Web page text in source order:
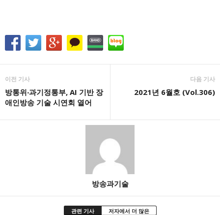
이전 기사
방통위‧과기정통부, AI 기반 장
애인방송 기술 시연회 열어
다음 기사
2021년 6월호 (Vol.306)
방송과기술
관련 기사 저자에서 더 많은